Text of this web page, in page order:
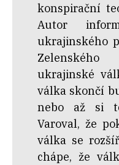
konspirační
Autor
ukrajinského
ukrajinské
válka skončí
nebo až si
Varoval, že
válka se
chápe, že